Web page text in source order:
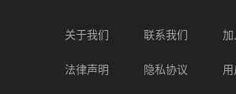
关于我们 联系我们 加
法律声明 隐私协议